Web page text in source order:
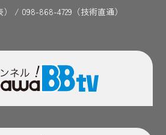
/ 098-868-4729（技術直通）